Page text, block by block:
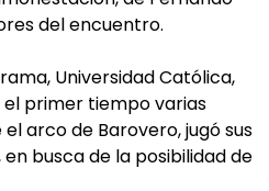
del encuentro.
Universidad Católica,
primer tiempo varias
arco de Barovero, jugó sus
busca de la posibilidad de